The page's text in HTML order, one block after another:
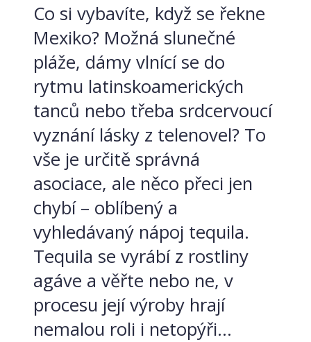
Co si vybavíte, když se řekne
Mexiko? Možná slunečné
pláže, dámy vlnící se do
rytmu latinskoamerických
tanců nebo třeba srdcervoucí
vyznání lásky z telenovel? To
vše je určitě správná
asociace, ale něco přeci jen
chybí – oblíbený a
vyhledávaný nápoj tequila.
Tequila se vyrábí z rostliny
agáve a věřte nebo ne, v
procesu její výroby hrají
nemalou roli i netopýři...